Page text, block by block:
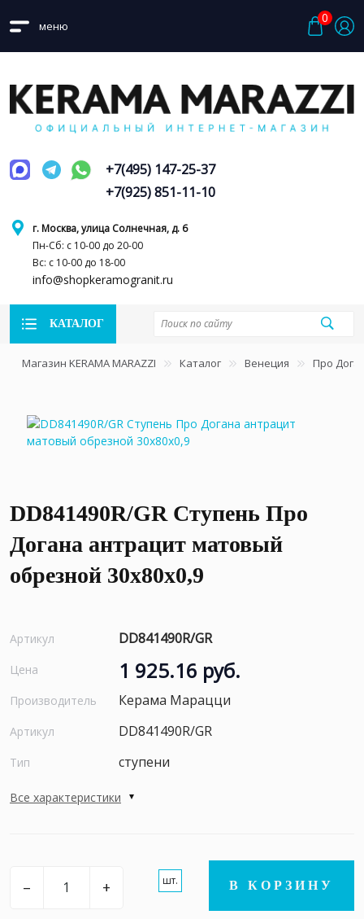
меню
0
г. Москва, улица Солнечная, д. 6
Пн-Сб: с 10-00 до 20-00
Вс: с 10-00 до 18-00
info@shopkeramogranit.ru
+7(495) 147-25-37
+7(925) 851-11-10
КАТАЛОГ
Магазин KERAMA MARAZZI Каталог Венеция Про
DD841490R/GR Ступень Про
Догана антрацит матовый
обрезной 30x80x0,9
Артикул DD841490R/GR
Цена 1 925.16 руб.
Производитель Керама Марацци
Артикул DD841490R/GR
Тип ступени
Все характеристики
– + шт. В КОРЗИНУ